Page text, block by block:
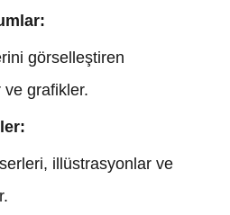
görselleştiren
ve grafikler.
illüstrasyonlar ve